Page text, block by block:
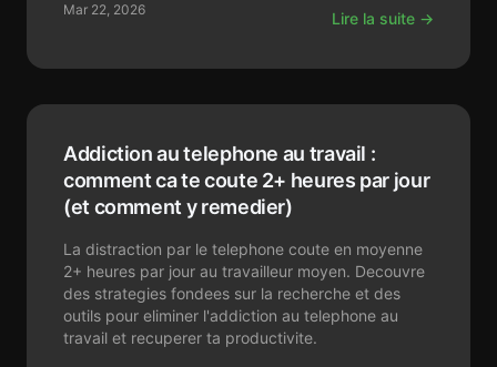
Mar 22, 2026 Lire la suite →
Addiction au telephone au travail :
comment ca te coute 2+ heures par jour
(et comment y remedier)
La distraction par le telephone coute en moyenne
2+ heures par jour au travailleur moyen. Decouvre
des strategies fondees sur la recherche et des
outils pour eliminer l'addiction au telephone au
travail et recuperer ta productivite.